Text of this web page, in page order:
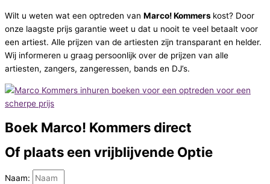
Wilt u weten wat een optreden van Marco! Kommers kost? Door
onze laagste prijs garantie weet u dat u nooit te veel betaalt voor
een artiest. Alle prijzen van de artiesten zijn transparant en helder.
Wij informeren u graag persoonlijk over de prijzen van alle
artiesten, zangers, zangeressen, bands en DJ’s.
Boek Marco! Kommers direct
Of plaats een vrijblijvende Optie
Naam: